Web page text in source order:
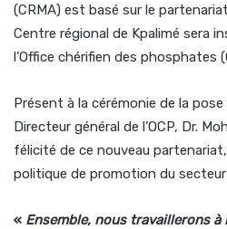
(CRMA) est basé sur le
Centre régional de Kpalimé sera
l’Office chérifien des phosphates
Présent à la cérémonie de la pose
Directeur général de l’OCP, Dr.
félicité de ce nouveau
politique de promotion du
« Ensemble, nous travaillerons